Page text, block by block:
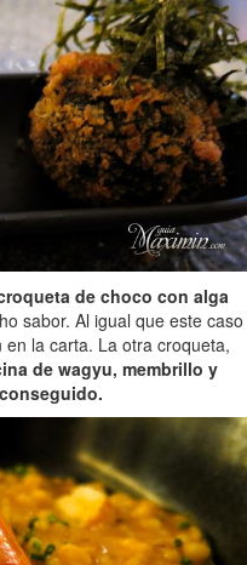
de choco con alga
sabor. Al igual que este caso
la carta. La otra croqueta,
de wagyu, membrillo y